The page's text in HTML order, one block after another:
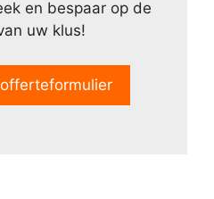
en bespaar op de
uw klus!